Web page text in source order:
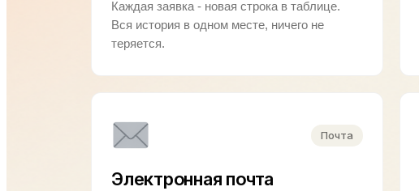
Каждая заявка - новая строка в таблице.
Вся история в одном месте, ничего не
теряется.
Почта
Электронная почта